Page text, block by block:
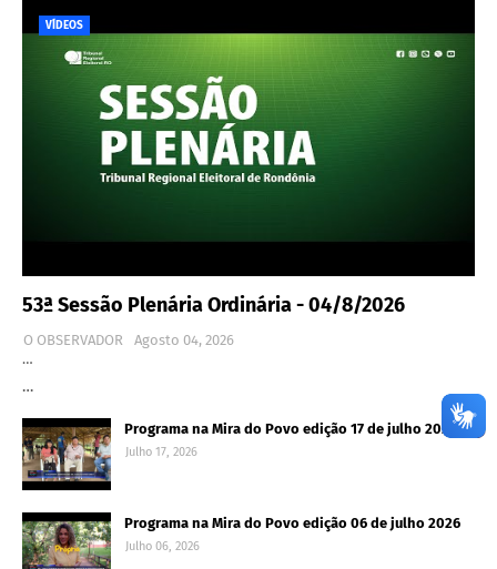
VÍDEOS
53ª Sessão Plenária Ordinária - 04/8/2026
O OBSERVADOR
Agosto 04, 2026
…
…
Programa na Mira do Povo edição 17 de julho 2026
Julho 17, 2026
Programa na Mira do Povo edição 06 de julho 2026
Julho 06, 2026